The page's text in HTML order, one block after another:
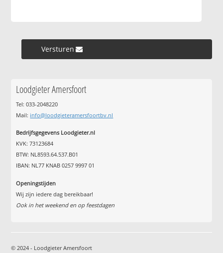
Versturen »
Loodgieter Amersfoort
Tel: 033-2048220
Mail: info@loodgieteramersfoortbv.nl
Bedrijfsgegevens Loodgieter.nl
KVK: 73123684
BTW: NL8593.64.537.B01
IBAN: NL77 KNAB 0257 9997 01
Openingstijden
Wij zijn iedere dag bereikbaar!
Ook in het weekend en op feestdagen
© 2024 - Loodgieter Amersfoort